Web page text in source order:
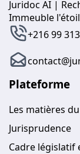
Juridoc AI |
Immeuble
+216 99
Plateforme
Les matières
Jurisprudence
Cadre